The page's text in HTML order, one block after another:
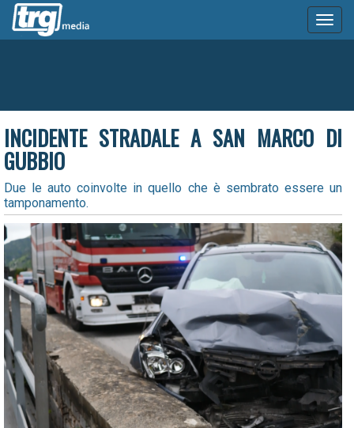
INCIDENTE STRADALE A SAN MARCO DI
GUBBIO
Due le auto coinvolte in quello che è sembrato essere un
tamponamento.